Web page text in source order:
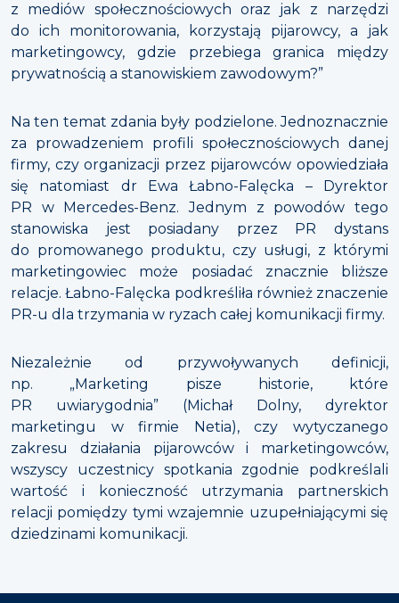
z mediów społecznościowych oraz jak z narzędzi
do ich monitorowania, korzystają pijarowcy, a jak
marketingowcy, gdzie przebiega granica między
prywatnością a stanowiskiem zawodowym?”
Na ten temat zdania były podzielone. Jednoznacznie
za prowadzeniem profili społecznościowych danej
firmy, czy organizacji przez pijarowców opowiedziała
się natomiast dr Ewa Łabno-Falęcka – Dyrektor
PR w Mercedes-Benz. Jednym z powodów tego
stanowiska jest posiadany przez PR dystans
do promowanego produktu, czy usługi, z którymi
marketingowiec może posiadać znacznie bliższe
relacje. Łabno-Falęcka podkreśliła również znaczenie
PR-u dla trzymania w ryzach całej komunikacji firmy.
Niezależnie od przywoływanych definicji,
np. „Marketing pisze historie, które
PR uwiarygodnia” (Michał Dolny, dyrektor
marketingu w firmie Netia), czy wytyczanego
zakresu działania pijarowców i marketingowców,
wszyscy uczestnicy spotkania zgodnie podkreślali
wartość i konieczność utrzymania partnerskich
relacji pomiędzy tymi wzajemnie uzupełniającymi się
dziedzinami komunikacji.